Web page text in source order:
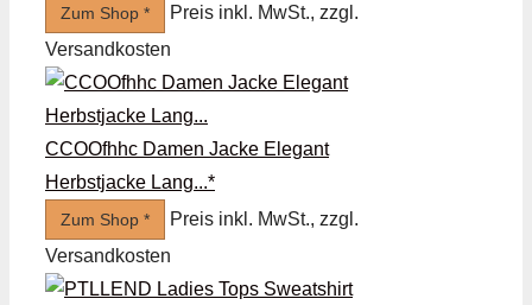
Zum Shop *
Preis inkl. MwSt., zzgl.
Versandkosten
CCOOfhhc Damen Jacke Elegant
Herbstjacke Lang...*
Zum Shop *
Preis inkl. MwSt., zzgl.
Versandkosten